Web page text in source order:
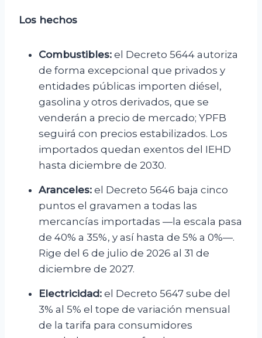
Los hechos
Combustibles: el Decreto 5644 autoriza
de forma excepcional que privados y
entidades públicas importen diésel,
gasolina y otros derivados, que se
venderán a precio de mercado; YPFB
seguirá con precios estabilizados. Los
importados quedan exentos del IEHD
hasta diciembre de 2030.
Aranceles: el Decreto 5646 baja cinco
puntos el gravamen a todas las
mercancías importadas —la escala pasa
de 40% a 35%, y así hasta de 5% a 0%—.
Rige del 6 de julio de 2026 al 31 de
diciembre de 2027.
Electricidad: el Decreto 5647 sube del
3% al 5% el tope de variación mensual
de la tarifa para consumidores